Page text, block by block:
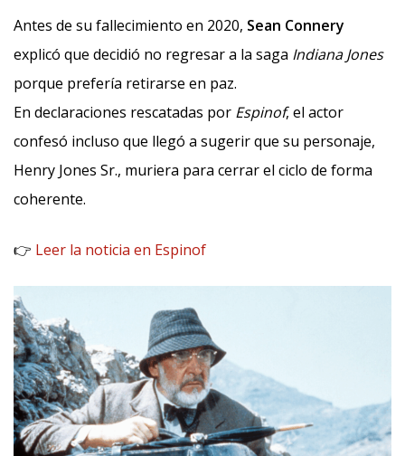
Antes de su fallecimiento en 2020, Sean Connery
explicó que decidió no regresar a la saga Indiana Jones
porque prefería retirarse en paz.
En declaraciones rescatadas por Espinof, el actor
confesó incluso que llegó a sugerir que su personaje,
Henry Jones Sr., muriera para cerrar el ciclo de forma
coherente.
👉 Leer la noticia en Espinof